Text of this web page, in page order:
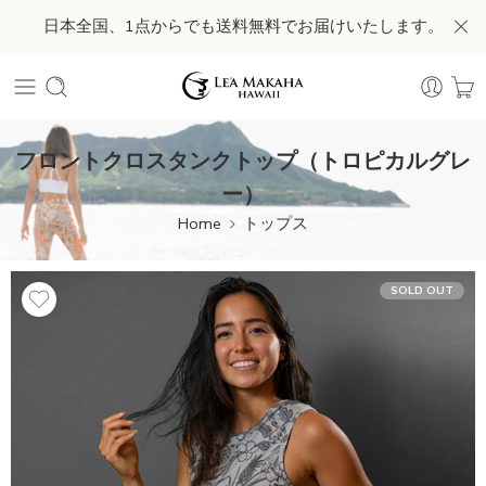
日本全国、1点からでも送料無料でお届けいたします。
フロントクロスタンクトップ（トロピカルグレ
ー）
Home トップス
SOLD OUT